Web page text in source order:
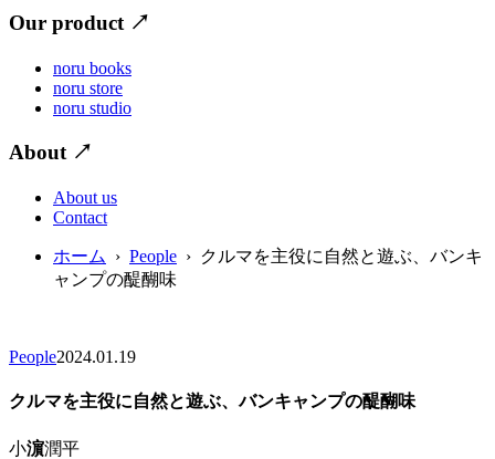
Our product ↗
noru books
noru store
noru studio
About ↗
About us
Contact
ホーム › People › クルマを主役に自然と遊ぶ、バンキ
ャンプの醍醐味
People2024.01.19
クルマを主役に自然と遊ぶ、バンキャンプの醍醐味
小濵潤平